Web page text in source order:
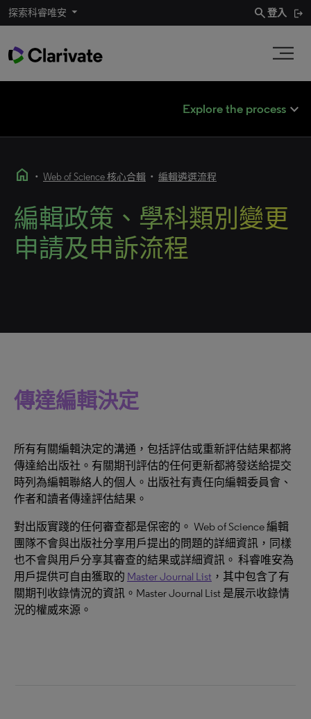
探索科睿唯安 search登入
Explore the process expand_less
home • Web of Science 核心合輯 • 編輯遴選流程
編輯政策、學科類別變更
申請及申訴流程
傳達編輯決定
所有有關編輯決定的溝通，包括評估或重新評估結果都將
傳達給出版社。有關期刊評估的任何更新都將發送給提交
時列為編輯聯絡人的個人。出版社有責任向編輯委員會、
作者和讀者傳達評估結果。
對出版實踐的任何審查都是保密的。 Web of Science 編輯
團隊不會與出版社分享用戶提出的問題的詳細資訊，同樣
也不會與用戶分享其審查的結果或詳細資訊。 科睿唯安為
用戶提供可自由獲取的 Master Journal List ，其中包含了有
關期刊收錄情況的資訊。Master Journal List 是展示收錄情
況的權威來源。